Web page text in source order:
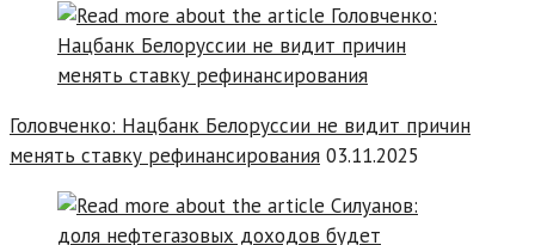
Головченко: Нацбанк Белоруссии не видит причин
менять ставку рефинансирования 03.11.2025